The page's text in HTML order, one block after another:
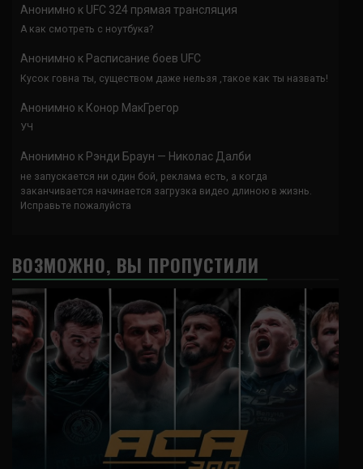
Анонимно к UFC 324 прямая трансляция
А как смотреть с ноутбука?
Анонимно к Расписание боев UFC
Кусок говна ты, существом даже нельзя ,такое как ты назвать!
Анонимно к Конор МакГрегор
УЧ
Анонимно к Рэнди Браун — Николас Далби
не запускается ни один бой, реклама есть, а когда
заканчивается начинается загрузка видео длиною в жизнь.
Исправьте пожалуйста
ВОЗМОЖНО, ВЫ ПРОПУСТИЛИ